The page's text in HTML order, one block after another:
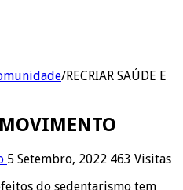
/RECRIAR SAÚDE E
5 Setembro, 2022 463 Visitas
do sedentarismo tem